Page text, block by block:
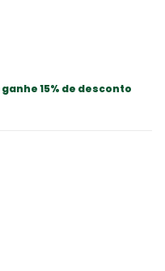
ganhe 15% de desconto